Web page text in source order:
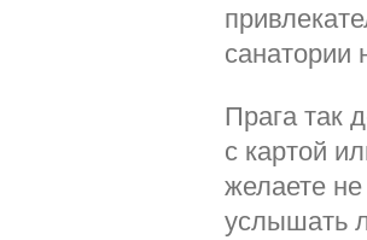
санатории
Прага так
с картой
желаете
услышать